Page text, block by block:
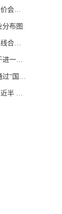
资产
分布图
酸工
强当
首批
和铁